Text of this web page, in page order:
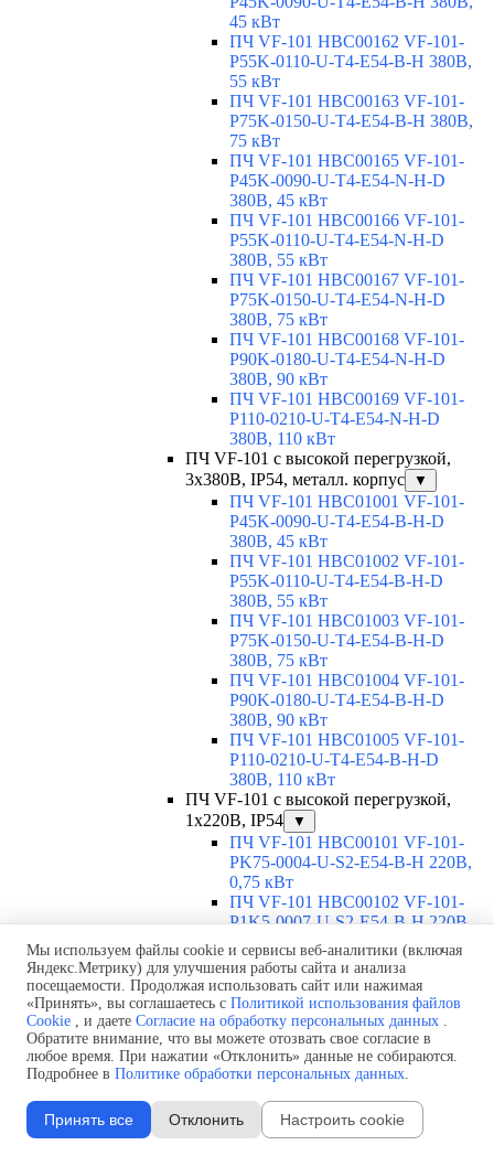
45 кВт
ПЧ VF-101 HBC00162 VF-101-
P55K-0110-U-T4-E54-B-H 380В,
55 кВт
ПЧ VF-101 HBC00163 VF-101-
P75K-0150-U-T4-E54-B-H 380В,
75 кВт
ПЧ VF-101 HBC00165 VF-101-
P45K-0090-U-T4-E54-N-H-D
380В, 45 кВт
ПЧ VF-101 HBC00166 VF-101-
P55K-0110-U-T4-E54-N-H-D
380В, 55 кВт
ПЧ VF-101 HBC00167 VF-101-
P75K-0150-U-T4-E54-N-H-D
380В, 75 кВт
ПЧ VF-101 HBC00168 VF-101-
P90K-0180-U-T4-E54-N-H-D
380В, 90 кВт
ПЧ VF-101 HBC00169 VF-101-
P110-0210-U-T4-E54-N-H-D
380В, 110 кВт
ПЧ VF-101 с высокой перегрузкой,
3х380В, IP54, металл. корпус
▼
ПЧ VF-101 HBC01001 VF-101-
P45K-0090-U-T4-E54-B-H-D
380В, 45 кВт
ПЧ VF-101 HBC01002 VF-101-
P55K-0110-U-T4-E54-B-H-D
380В, 55 кВт
ПЧ VF-101 HBC01003 VF-101-
P75K-0150-U-T4-E54-B-H-D
380В, 75 кВт
ПЧ VF-101 HBC01004 VF-101-
P90K-0180-U-T4-E54-B-H-D
380В, 90 кВт
ПЧ VF-101 HBC01005 VF-101-
P110-0210-U-T4-E54-B-H-D
380В, 110 кВт
ПЧ VF-101 с высокой перегрузкой,
1х220В, IP54
▼
ПЧ VF-101 HBC00101 VF-101-
PK75-0004-U-S2-E54-B-H 220В,
0,75 кВт
ПЧ VF-101 HBC00102 VF-101-
P1K5-0007-U-S2-E54-B-H 220В,
ПЧ VF-101 HBC00103 VF-101-
P2K2-0010-U-S2-E54-B-H 220В,
2,2 кВт
ПЧ VF-101 HBC00104 VF-101-
P4K0-0016-U-S2-E54-B-H 220В, 4
кВт
ПЧ VF-101 HBC00105 VF-101-
P5K5-0020-U-S2-E54-B-H 220В,
5,5 кВт
ПЧ VF-101 HBC00106 VF-101-
Мы используем файлы cookie и сервисы веб-аналитики (включая
Яндекс.Метрику) для улучшения работы сайта и анализа
посещаемости. Продолжая использовать сайт или нажимая
«Принять», вы соглашаетесь с Политикой использования файлов
Cookie , и даете Согласие на обработку персональных данных .
Обратите внимание, что вы можете отозвать свое согласие в
любое время. При нажатии «Отклонить» данные не собираются.
Подробнее в Политике обработки персональных данных.
Принять все Отклонить Настроить cookie